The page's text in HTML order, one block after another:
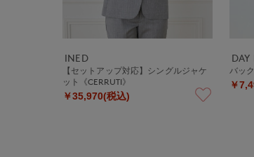
INED
【セットアップ対応】シングルジャケ
ット《CERRUTI》
￥35,970(税込)
バッ
￥